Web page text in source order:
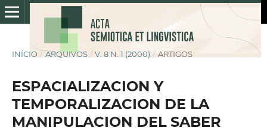
INÍCIO / ARQUIVOS / V. 8 N. 1 (2000) / ARTIGOS
ESPACIALIZACION Y
TEMPORALIZACION DE LA
MANIPULACION DEL SABER